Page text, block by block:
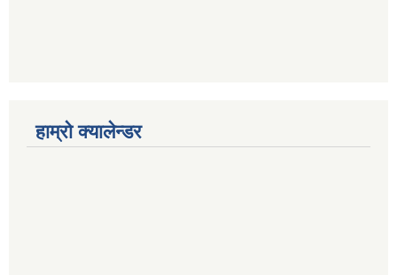
हाम्रो क्यालेन्डर